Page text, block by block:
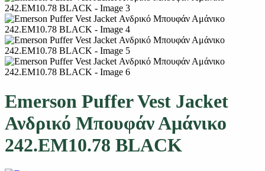
Emerson Puffer Vest Jacket
Ανδρικό Μπουφάν Αμάνικο
242.EM10.78 BLACK